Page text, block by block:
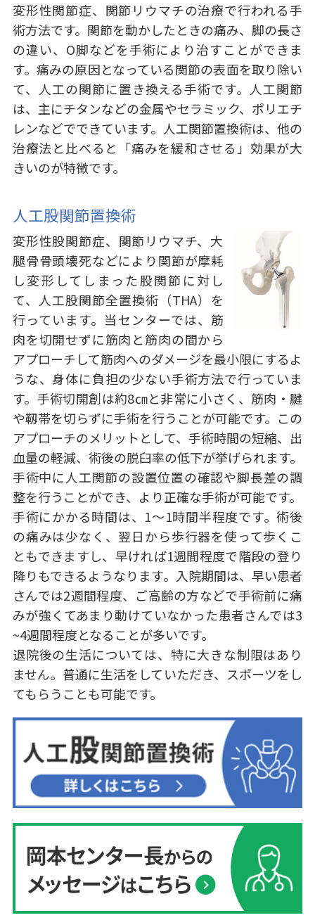
変形性関節症、関節リウマチの治療で行われる手
術方法です。関節を動かしたときの痛み、脚の長さ
の違い、O脚などを手術により治すことができま
す。痛みの原因となっている関節の表面を取り除い
て、人工の関節に置き換える手術です。⼈⼯関節
は、主にチタンなどの⾦属やセラミック、ポリエチ
レンなどでできています。人工関節置換術は、他の
治療法と比べると「痛みを緩和させる」効果が大
きいのが特徴です。
人工股関節置換術
変形性股関節症、関節リウマチ、大
腿骨骨頭壊死などにより関節が摩耗
し変形してしまった股関節に対し
て、人工股関節全置換術（THA）を
行っています。当センターでは、筋
肉を切開せずに筋肉と筋肉の間から
アプローチして筋肉へのダメージを最小限にするよ
うな、身体に負担の少ない手術方法で行っていま
す。手術切開創は約8㎝と非常に小さく、筋肉・腱
や靱帯を切らずに手術を行うことが可能です。この
アプローチのメリットとして、手術時間の短縮、出
血量の軽減、術後の脱臼率の低下が挙げられます。
手術中に人工関節の設置位置の確認や脚長差の調
整を行うことができ、より正確な手術が可能です。
手術にかかる時間は、1〜1時間半程度です。術後
の痛みは少なく、翌日から歩行器を使って歩くこ
ともできますし、早ければ1週間程度で階段の登り
降りもできるようなります。入院期間は、早い患者
さんでは2週間程度、ご高齢の方などで手術前に痛
みが強くてあまり動けていなかった患者さんでは3
~4週間程度となることが多いです。
退院後の生活については、特に大きな制限はあり
ません。普通に生活をしていただき、スポーツをし
てもらうことも可能です。